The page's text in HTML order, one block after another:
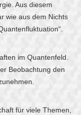
Aus diesem
wie aus dem Nichts
im Quantenfeld.
Beobachtung den
für viele Themen,